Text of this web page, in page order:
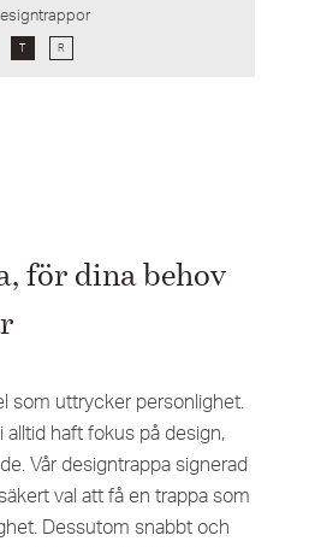
T R
för dina behov
som uttrycker personlighet.
alltid haft fokus på design,
Vår designtrappa signerad
val att få en trappa som
Dessutom snabbt och